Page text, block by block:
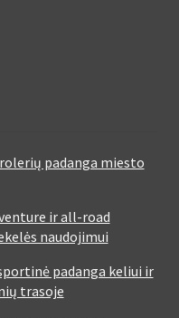
padanga miesto
ir all-road
naudojimui
padanga keliui ir
trasoje